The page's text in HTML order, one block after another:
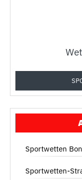
Sportwetten
Sportwetten-